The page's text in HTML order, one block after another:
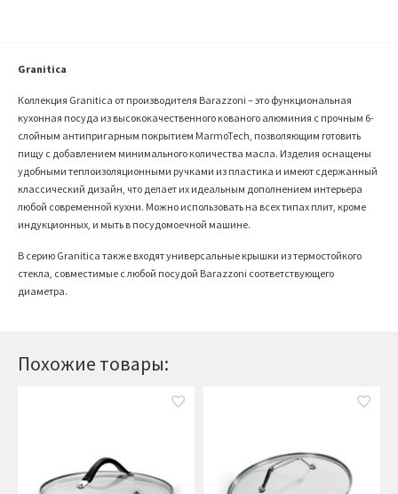
Похожие товары:
Granitica
Коллекция Granitica от производителя Barazzoni – это функциональная
кухонная посуда из высококачественного кованого алюминия с прочным 6-
слойным антипригарным покрытием MarmoTech, позволяющим готовить
пищу с добавлением минимального количества масла. Изделия оснащены
удобными теплоизоляционными ручками из пластика и имеют сдержанный
классический дизайн, что делает их идеальным дополнением интерьера
любой современной кухни. Можно использовать на всех типах плит, кроме
индукционных, и мыть в посудомоечной машине.
В серию Granitica также входят универсальные крышки из термостойкого
стекла, совместимые с любой посудой Barazzoni соответствующего
диаметра.